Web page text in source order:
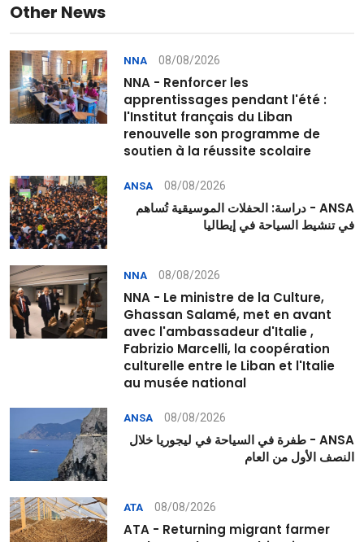
Other News
NNA 08/08/2026
NNA - Renforcer les
apprentissages pendant l'été :
l'Institut français du Liban
renouvelle son programme de
soutien à la réussite scolaire
ANSA 08/08/2026
ANSA - دراسة: الحفلات الموسيقية تُساهم
في تنشيط السياحة في إيطاليا
NNA 08/08/2026
NNA - Le ministre de la Culture,
Ghassan Salamé, met en avant
avec l'ambassadeur d'Italie ,
Fabrizio Marcelli, la coopération
culturelle entre le Liban et l'Italie
au musée national
ANSA 08/08/2026
ANSA - طفرة في السياحة في ليجوريا خلال
النصف الأول من العام
ATA 08/08/2026
ATA - Returning migrant farmer